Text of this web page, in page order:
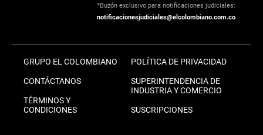
*Buzón exclusivo para notificaciones judiciales:
notificacionesjudiciales@elcolombiano.com.co
GRUPO EL COLOMBIANO
CONTÁCTANOS
TÉRMINOS Y
CONDICIONES
POLÍTICA DE PRIVACIDAD
SUPERINTENDENCIA DE
INDUSTRIA Y COMERCIO
SUSCRIPCIONES